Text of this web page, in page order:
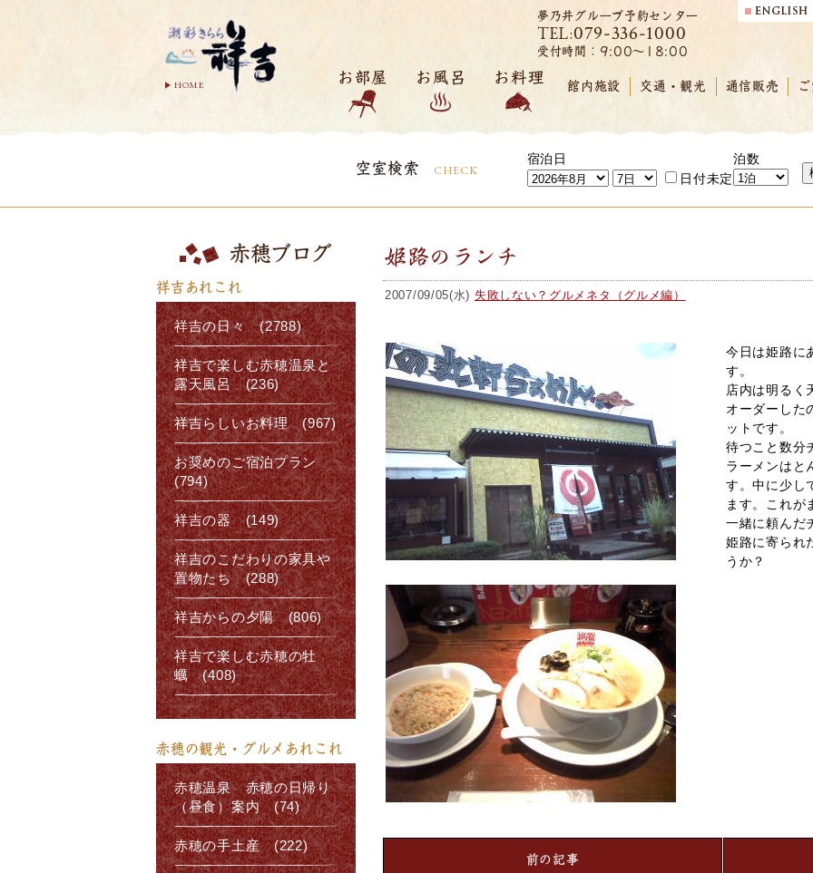
HOME
夢乃井グループ予約センター
TEL:079-336-1000
受付時間：9:00～18:00
お部屋 お風呂 お料理
館内施設 交通・観光 通信販売
空室検索 CHECK
宿泊日
日付未定
泊数
姫路のランチ
2007/09/05(水) 失敗しない？グルメネタ（グルメ編）
今日は姫路に
す。
店内は明るく
オーダーした
ットです。
待つこと数分
ラーメンはと
す。中に少し
ます。これが
一緒に頼んだ
姫路に寄られ
うか？
前の記事
赤穂ブログ
祥吉あれこれ
祥吉の日々 (2788)
祥吉で楽しむ赤穂温泉と
露天風呂 (236)
祥吉らしいお料理 (967)
お奨めのご宿泊プラン
(794)
祥吉の器 (149)
祥吉のこだわりの家具や
置物たち (288)
祥吉からの夕陽 (806)
祥吉で楽しむ赤穂の牡
蠣 (408)
赤穂の観光・グルメあれこれ
赤穂温泉 赤穂の日帰り
（昼食）案内 (74)
赤穂の手土産 (222)